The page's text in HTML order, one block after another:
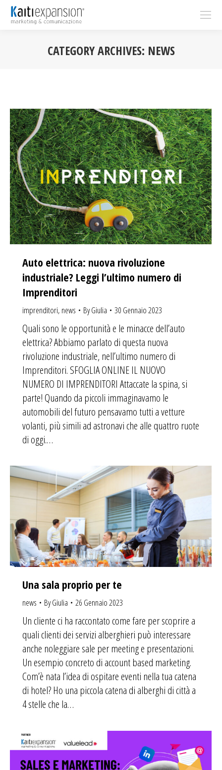
CATEGORY ARCHIVES: NEWS
Auto elettrica: nuova rivoluzione
industriale? Leggi l’ultimo numero di
Imprenditori
imprenditori, news ByGiulia 30 Gennaio 2023
Quali sono le opportunità e le minacce dell’auto
elettrica? Abbiamo parlato di questa nuova
rivoluzione industriale, nell’ultimo numero di
Imprenditori. SFOGLIA ONLINE IL NUOVO
NUMERO DI IMPRENDITORI Attaccate la spina, si
parte! Quando da piccoli immaginavamo le
automobili del futuro pensavamo tutti a vetture
volanti, più simili ad astronavi che alle quattro ruote
di oggi.…
Una sala proprio per te
news ByGiulia 26 Gennaio 2023
Un cliente ci ha raccontato come fare per scoprire a
quali clienti dei servizi alberghieri può interessare
anche noleggiare sale per meeting e presentazioni.
Un esempio concreto di account based marketing.
Com’è nata l’idea di ospitare eventi nella tua catena
di hotel? Ho una piccola catena di alberghi di città a
4 stelle che la…